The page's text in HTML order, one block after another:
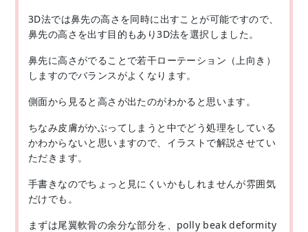
3D法では鼻先の高さを同時に出すことが可能ですので、
鼻先の高さを出す目的もあり3D法を選択しました。
鼻先に高さがでることで若干ローテーション（上向き）
しますのでバランスがよくなります。
側面から見ると高さが出たのがわかると思います。
ちなみ皮膚がかぶってしまうと中でどう処理をしている
かわからないと思いますので、イラストで解説させてい
ただきます。
手書きなのでちょっと見にくいかもしれませんが雰囲気
だけでも。
まずは尾翼軟骨の余分な部分を、polly beak deformity